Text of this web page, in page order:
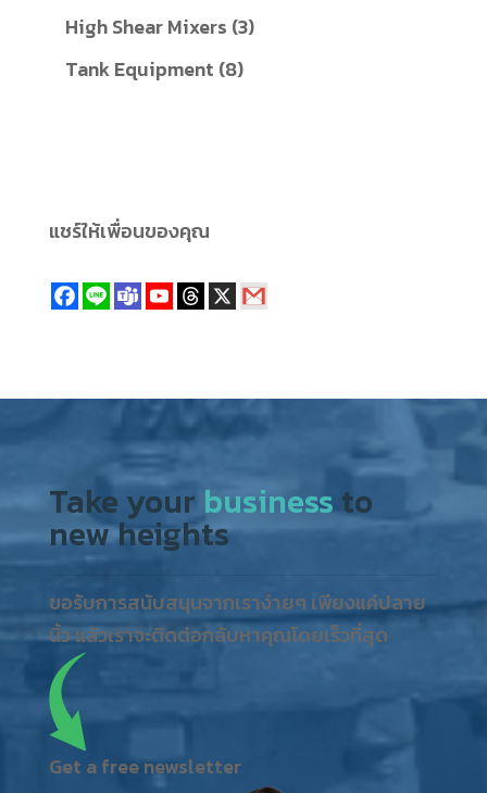
High Shear Mixers 33
Tank Equipment 88
แชร์ให้เพื่อนของคุณ
Take your businessto
new heights
ขอรับการสนับสนุนจากเราง่ายๆ เพียงแค่ปลาย
นิ้ว แล้วเราจะติดต่อกลับหาคุณโดยเร็วที่สุด
Get a free newsletter